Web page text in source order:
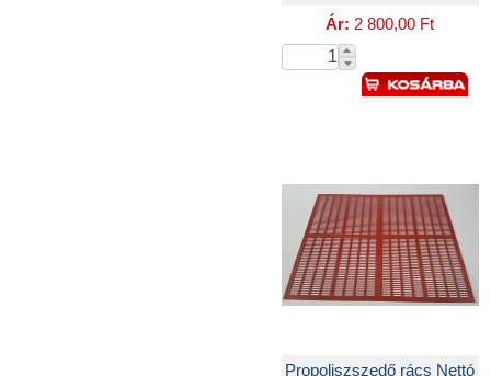
Ár: 2 800,00 Ft
Propoliszszedő rács Nettó